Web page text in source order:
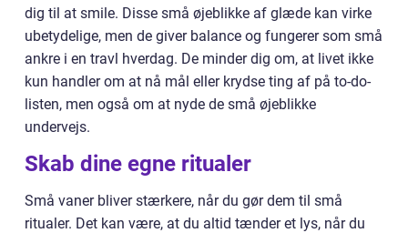
dig til at smile. Disse små øjeblikke af glæde kan virke
ubetydelige, men de giver balance og fungerer som små
ankre i en travl hverdag. De minder dig om, at livet ikke
kun handler om at nå mål eller krydse ting af på to-do-
listen, men også om at nyde de små øjeblikke
undervejs.
Skab dine egne ritualer
Små vaner bliver stærkere, når du gør dem til små
ritualer. Det kan være, at du altid tænder et lys, når du